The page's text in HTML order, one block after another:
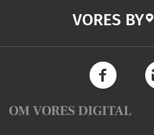
VORES BY
OM VORES DIGITAL